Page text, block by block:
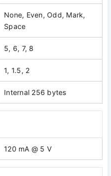
None, Even, Odd, Mark,
Space
5, 6, 7, 8
1, 1.5, 2
Internal 256 bytes
120 mA @ 5 V